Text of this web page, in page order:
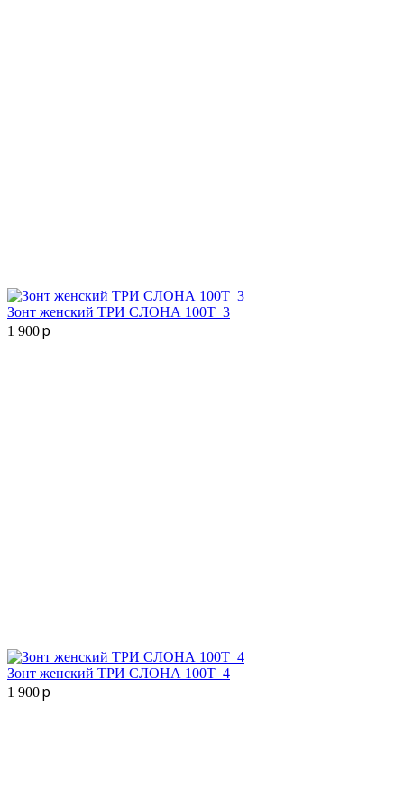
Зонт женский ТРИ СЛОНА 100T_3
1 900p
Зонт женский ТРИ СЛОНА 100T_4
1 900p